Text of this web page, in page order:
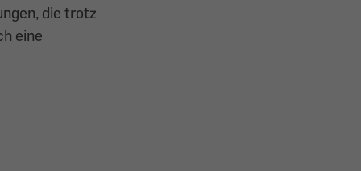
die trotz
eine